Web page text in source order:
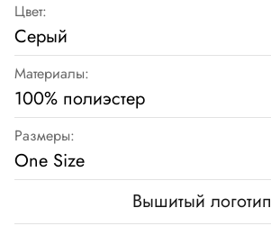
Цвет:
Серый
Материалы:
100% полиэстер
Размеры:
One Size
Вышитый логотип